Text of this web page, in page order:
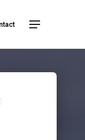
Menu